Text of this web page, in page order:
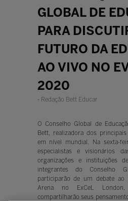
GLOBAL DE
PARA
FUTURO DA
AO VIVO NO
2020
Redação Bett Educar
O Conselho Global de
Bett, realizadora dos
em nível mundial. Na sexta-
especialistas e visionários
organizações e instituições
integrantes do Conselho
participarão de um debate
Arena no ExCeL
compartilharão seus